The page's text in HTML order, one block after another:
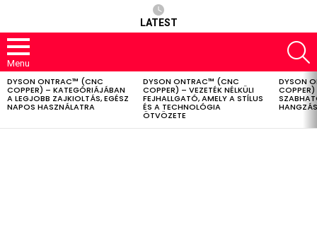
LATEST
Menu
LATEST
STORIES
DYSON ONTRAC™ (CNC
COPPER) – KATEGÓRIÁJÁBAN
A LEGJOBB ZAJKIOLTÁS, EGÉSZ
NAPOS HASZNÁLATRA
DYSON ONTRAC™ (CNC
COPPER) – VEZETÉK NÉLKÜLI
FEJHALLGATÓ, AMELY A STÍLUS
ÉS A TECHNOLÓGIA
ÖTVÖZETE
DYSON
COPPER)